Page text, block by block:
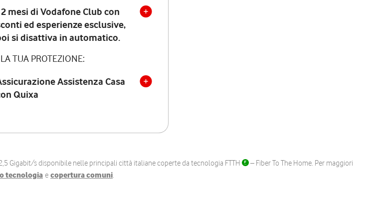
mesi di Vodafone Club con
ed esperienze esclusive,
si disattiva in automatico.
TUA PROTEZIONE:
Assistenza Casa
Quixa
Gigabit/s disponibile nelle principali città italiane coperte da tecnologia FTTH
– Fiber To The Home. Per maggiori
tecnologia e copertura comuni.